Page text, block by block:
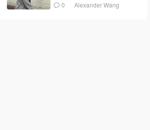
0 Alexander Wang